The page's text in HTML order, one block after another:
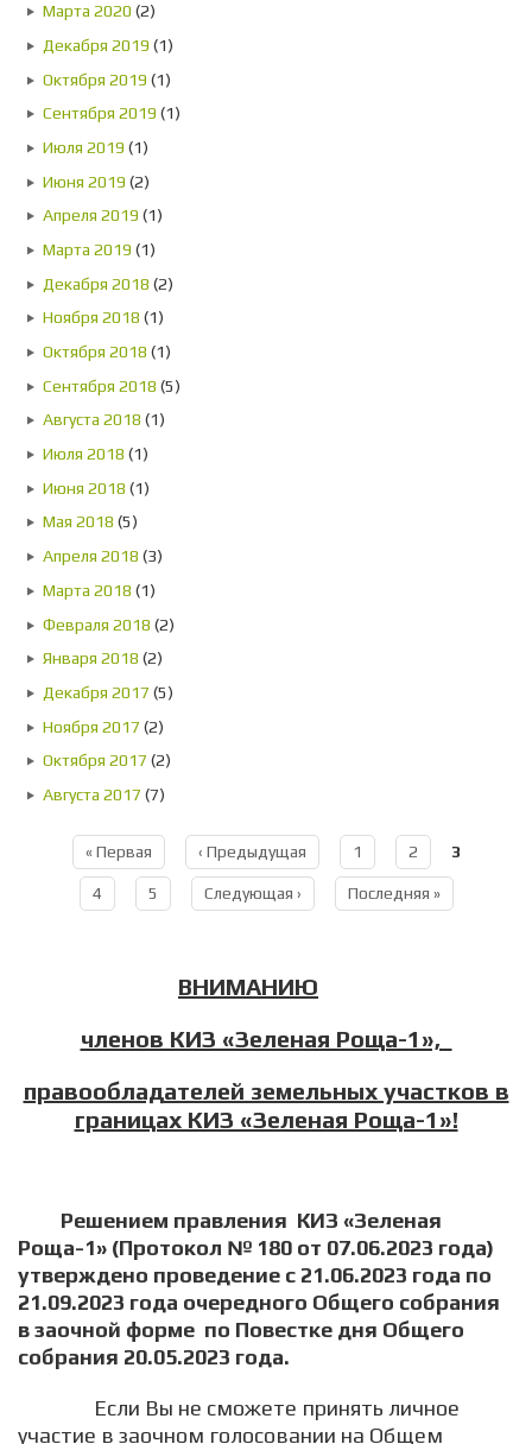
Марта 2020 (2)
Декабря 2019 (1)
Октября 2019 (1)
Сентября 2019 (1)
Июля 2019 (1)
Июня 2019 (2)
Апреля 2019 (1)
Марта 2019 (1)
Декабря 2018 (2)
Ноября 2018 (1)
Октября 2018 (1)
Сентября 2018 (5)
Августа 2018 (1)
Июля 2018 (1)
Июня 2018 (1)
Мая 2018 (5)
Апреля 2018 (3)
Марта 2018 (1)
Февраля 2018 (2)
Января 2018 (2)
Декабря 2017 (5)
Ноября 2017 (2)
Октября 2017 (2)
Августа 2017 (7)
Страницы
« Первая ‹ Предыдущая 1 2 3
4 5 Следующая › Последняя »
ВНИМАНИЮ
членов КИЗ «Зеленая Роща-1»,
правообладателей земельных участков в
границах КИЗ «Зеленая Роща-1»!
Решением правления КИЗ «Зеленая
Роща-1» (Протокол № 180 от 07.06.2023 года)
утверждено проведение с 21.06.2023 года по
21.09.2023 года очередного Общего собрания
в заочной форме по Повестке дня Общего
собрания 20.05.2023 года.
Если Вы не сможете принять личное
участие в заочном голосовании на Общем